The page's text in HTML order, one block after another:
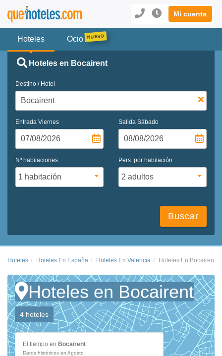
Mi cuenta
Hoteles Ocio
Hoteles en Bocairent
Destino / Hotel
Entrada Viernes Salida Sábado
Nº habitaciones Pers. por habitación
Buscar
Hoteles Hoteles En España Hoteles En Valencia Hoteles En Bocairent
Hoteles en Bocairent
4 hoteles
El tiempo en Bocairent
Datos históricos en Agosto